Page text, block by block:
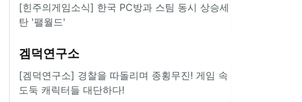
[힌주의게임소식] 한국 PC방과 스팀 동시 상승세
탄 '팰월드'
겜덕연구소
[겜덕연구소] 경찰을 따돌리며 종횡무진! 게임 속
도둑 캐릭터들 대단하다!